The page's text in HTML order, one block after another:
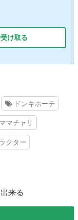
け取る
ドンキホーテ
ママチャリ
クター
来る